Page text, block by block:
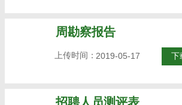
周勘察报告
2019-05-17
上传时间： 下
招聘人员测评表